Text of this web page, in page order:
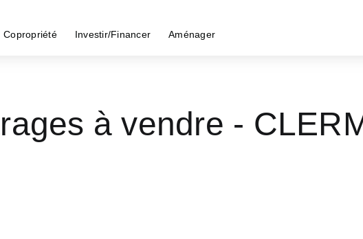
Copropriété Investir/Financer Aménager
à vendre -